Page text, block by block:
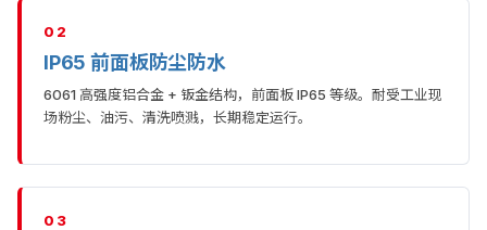
02
IP65 前面板防尘防水
6061 高强度铝合金 + 钣金结构，前面板 IP65 等级。耐受工业现
场粉尘、油污、清洗喷溅，长期稳定运行。
03